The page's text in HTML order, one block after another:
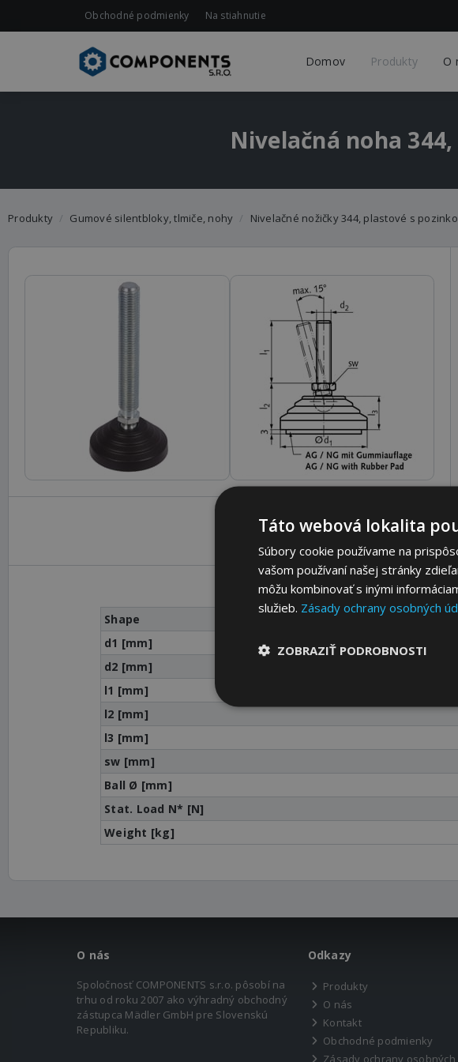
Obchodné podmienky Na stiahnutie
Domov Produkty O
Nivelačná noha
Produkty Gumové silentbloky, tlmiče, nohy Nivelačné nožičky 344, plastové s
Shape
d1 [mm]
d2 [mm]
l1 [mm]
l2 [mm]
l3 [mm]
sw [mm]
Ball Ø [mm]
Stat. Load N* [N]
Weight [kg]
O nás
Spoločnosť COMPONENTS s.r.o. pôsobí na
trhu od roku 2007 ako výhradný obchodný
zástupca Mädler GmbH pre Slovenskú
Republiku.
Odkazy
Produkty
O nás
Kontakt
Obchodné podmienky
Zásady ochrany osobných
Táto webová lokalita
Súbory cookie používame na
vašom používaní našej stránky
môžu kombinovať s inými
služieb. Zásady ochrany osobných
ZOBRAZIŤ PODROBNOSTI